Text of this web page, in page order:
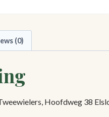
(0)
Hoofdweg 38